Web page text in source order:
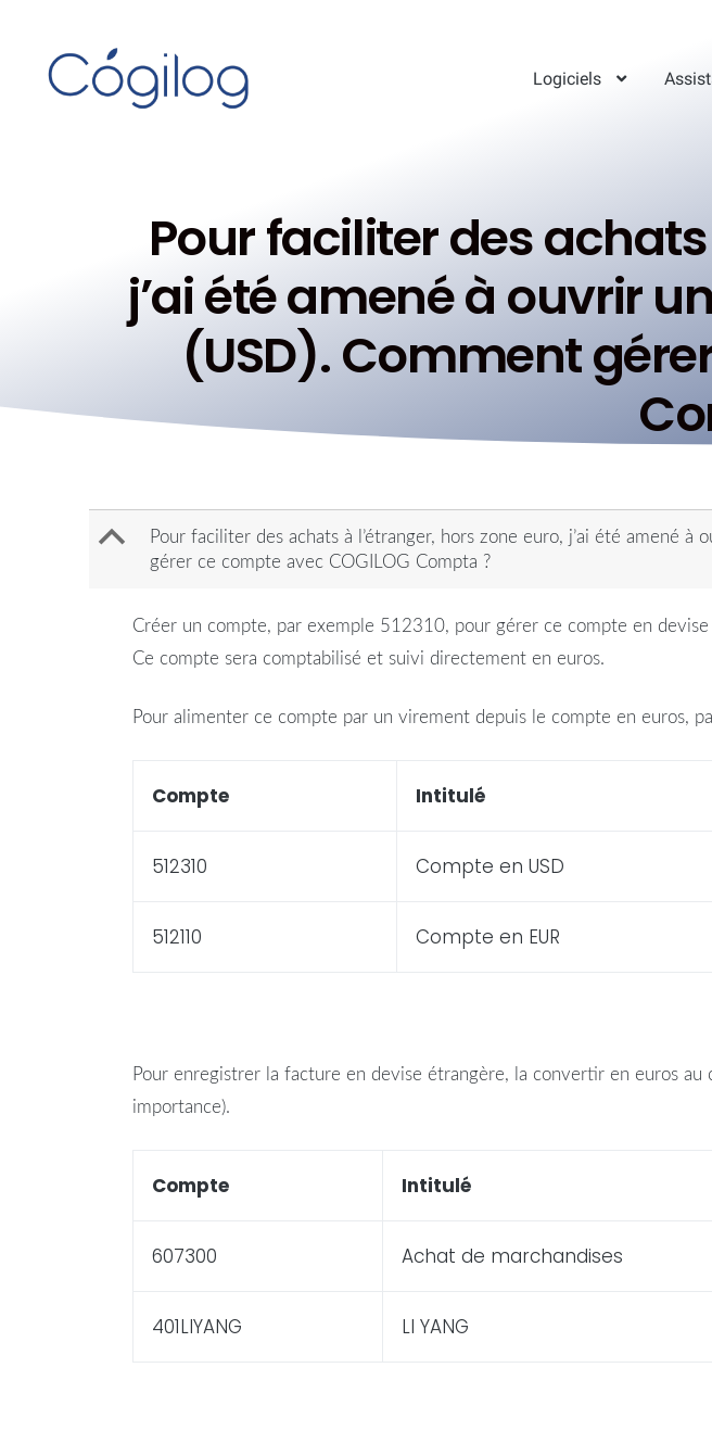
Logiciels
Pour faciliter des
j’ai été amené à ouvrir
(USD). Comment
B
Pour faciliter des achats à l’étranger, hors zone euro, j’ai été amené
gérer ce compte avec COGILOG Compta ?
Créer un compte, par exemple 512310, pour gérer ce compte en devise
Ce compte sera comptabilisé et suivi directement en euros.
Pour alimenter ce compte par un virement depuis le compte en euros,
Compte Intitulé
512310 Compte en USD
512110 Compte en EUR
Pour enregistrer la facture en devise étrangère, la convertir en euros au
importance).
Compte Intitulé
607300 Achat de marchandises
401LIYANG LI YANG